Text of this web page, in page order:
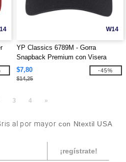
W14
YP Classics 6789M - Gorra
Snapback Premium con Visera
Curva
$7,80
$14,25
-45%
3 4 »
al por mayor con Ntextil USA
¡regístrate!